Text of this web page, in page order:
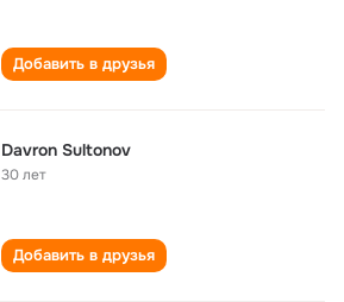
Добавить в друзья
Davron Sultonov
30 лет
Добавить в друзья